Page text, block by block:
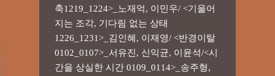
축1219_1224>_노재억, 이민우/ <기울어
지는 조각, 기다림 없는 상태
1226_1231>_김인혜, 이재영/ <반경이탈
0102_0107>_서유진, 신익균, 이윤석/<시
간을 상실한 시간 0109_0114>_송주형,